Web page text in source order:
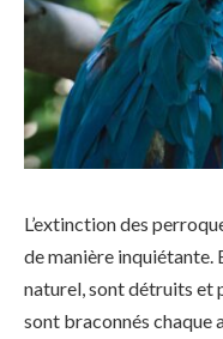
L’extinction des
de manière inquiétante.
naturel, sont détruits et
sont braconnés chaque